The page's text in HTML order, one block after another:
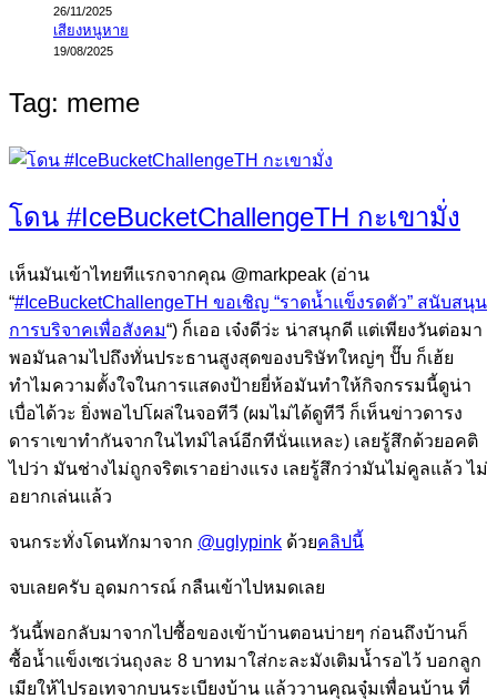
26/11/2025
เสียงหนูหาย
19/08/2025
Tag: meme
โดน #IceBucketChallengeTH กะเขามั่ง
เห็นมันเข้าไทยทีแรกจากคุณ @markpeak (อ่าน
“#IceBucketChallengeTH ขอเชิญ “ราดน้ำแข็งรดตัว” สนับสนุน
การบริจาคเพื่อสังคม“) ก็เออ เจ๋งดีว่ะ น่าสนุกดี แต่เพียงวันต่อมา
พอมันลามไปถึงทั่นประธานสูงสุดของบริษัทใหญ่ๆ ปั๊บ ก็เฮ้ย
ทำไมความตั้งใจในการแสดงป้ายยี่ห้อมันทำให้กิจกรรมนี้ดูน่า
เบื่อได้วะ ยิ่งพอไปโผล่ในจอทีวี (ผมไม่ได้ดูทีวี ก็เห็นข่าวดารง
ดาราเขาทำกันจากในไทม์ไลน์อีกทีนั่นแหละ) เลยรู้สึกด้วยอคติ
ไปว่า มันช่างไม่ถูกจริตเราอย่างแรง เลยรู้สึกว่ามันไม่คูลแล้ว ไม่
อยากเล่นแล้ว
จนกระทั่งโดนทักมาจาก @uglypink ด้วยคลิปนี้
จบเลยครับ อุดมการณ์ กลืนเข้าไปหมดเลย
วันนี้พอกลับมาจากไปซื้อของเข้าบ้านตอนบ่ายๆ ก่อนถึงบ้านก็
ซื้อน้ำแข็งเซเว่นถุงละ 8 บาทมาใส่กะละมังเติมน้ำรอไว้ บอกลูก
เมียให้ไปรอเทจากบนระเบียงบ้าน แล้ววานคุณจุ๋มเพื่อนบ้าน ที่